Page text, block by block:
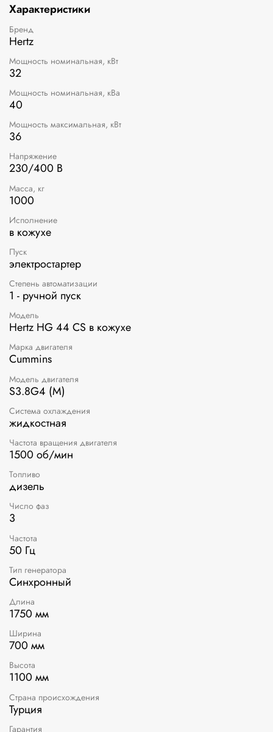
Характеристики
Бренд
Hertz
Мощность номинальная, кВт
32
Мощность номинальная, кВа
40
Мощность максимальная, кВт
36
Напряжение
230/400 В
Масса, кг
1000
Исполнение
в кожухе
Пуск
электростартер
Степень автоматизации
1 - ручной пуск
Модель
Hertz HG 44 CS в кожухе
Марка двигателя
Cummins
Модель двигателя
S3.8G4 (M)
Система охлаждения
жидкостная
Частота вращения двигателя
1500 об/мин
Топливо
дизель
Число фаз
3
Частота
50 Гц
Тип генератора
Синхронный
Длина
1750 мм
Ширина
700 мм
Высота
1100 мм
Страна происхождения
Турция
Гарантия